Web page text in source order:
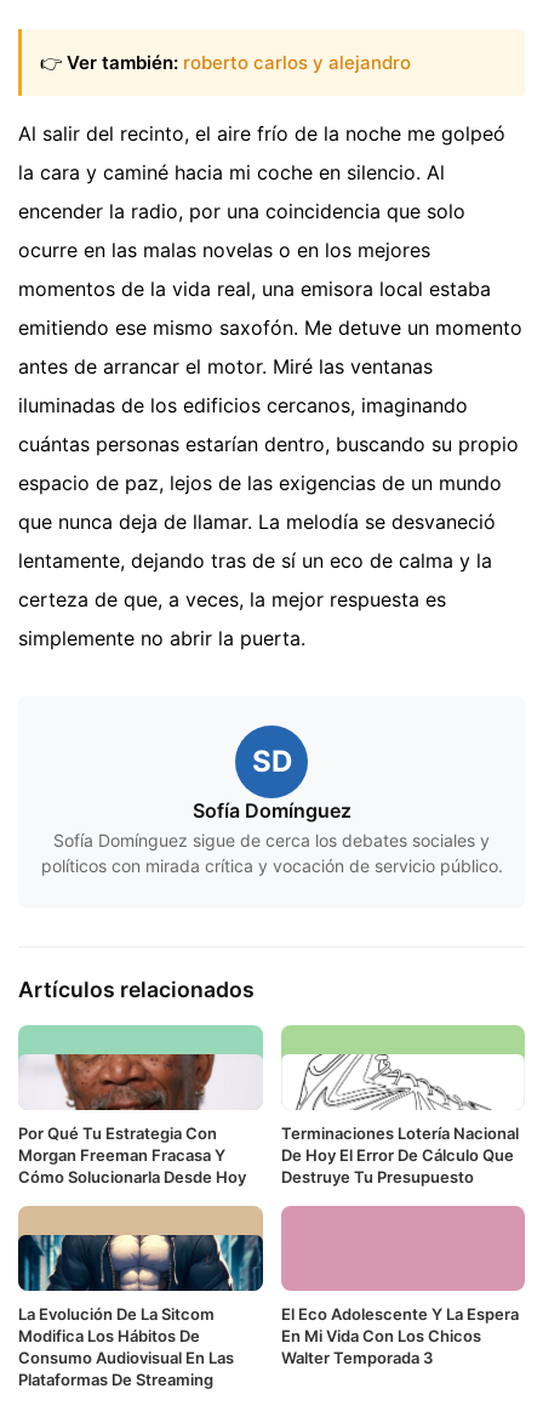
👉 Ver también: roberto carlos y alejandro
Al salir del recinto, el aire frío de la noche me golpeó
la cara y caminé hacia mi coche en silencio. Al
encender la radio, por una coincidencia que solo
ocurre en las malas novelas o en los mejores
momentos de la vida real, una emisora local estaba
emitiendo ese mismo saxofón. Me detuve un momento
antes de arrancar el motor. Miré las ventanas
iluminadas de los edificios cercanos, imaginando
cuántas personas estarían dentro, buscando su propio
espacio de paz, lejos de las exigencias de un mundo
que nunca deja de llamar. La melodía se desvaneció
lentamente, dejando tras de sí un eco de calma y la
certeza de que, a veces, la mejor respuesta es
simplemente no abrir la puerta.
SD
Sofía Domínguez
Sofía Domínguez sigue de cerca los debates sociales y
políticos con mirada crítica y vocación de servicio público.
Artículos relacionados
Por Qué Tu Estrategia Con
Morgan Freeman Fracasa Y
Cómo Solucionarla Desde Hoy
Terminaciones Lotería Nacional
De Hoy El Error De Cálculo Que
Destruye Tu Presupuesto
La Evolución De La Sitcom
Modifica Los Hábitos De
Consumo Audiovisual En Las
Plataformas De Streaming
El Eco Adolescente Y La Espera
En Mi Vida Con Los Chicos
Walter Temporada 3